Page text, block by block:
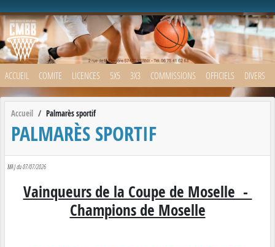
ACCUEIL COMITE LICENCES 5X5 3X3 COMMISSIONS OFFICIELS DIVERS
Accueil Palmarès sportif
PALMARÈS SPORTIF
MAJ du 07/07/2026
Vainqueurs de la Coupe de Moselle -
Champions de Moselle